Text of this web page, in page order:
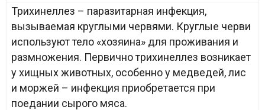
Трихинеллез – паразитарная инфекция,
вызываемая круглыми червями. Круглые черви
используют тело «хозяина» для проживания и
размножения. Первично трихинеллез возникает
у хищных животных, особенно у медведей, лис
и моржей – инфекция приобретается при
поедании сырого мяса.